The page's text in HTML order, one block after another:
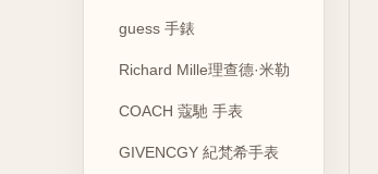
guess 手錶
Richard Mille理查德·米勒
COACH 蔻馳 手表
GIVENCGY 紀梵希手表